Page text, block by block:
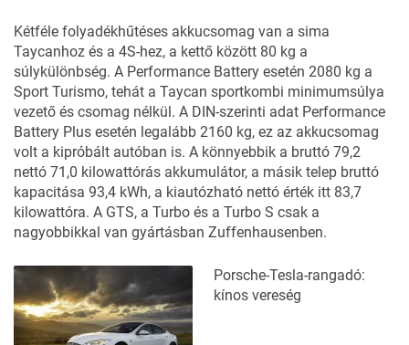
Kétféle folyadékhűtéses akkucsomag van a sima
Taycanhoz és a 4S-hez, a kettő között 80 kg a
súlykülönbség. A Performance Battery esetén 2080 kg a
Sport Turismo, tehát a Taycan sportkombi minimumsúlya
vezető és csomag nélkül. A DIN-szerinti adat Performance
Battery Plus esetén legalább 2160 kg, ez az akkucsomag
volt a kipróbált autóban is. A könnyebbik a bruttó 79,2
nettó 71,0 kilowattórás akkumulátor, a másik telep bruttó
kapacitása 93,4 kWh, a kiautózható nettó érték itt 83,7
kilowattóra. A GTS, a Turbo és a Turbo S csak a
nagyobbikkal van gyártásban Zuffenhausenben.
Porsche-Tesla-rangadó:
kínos vereség